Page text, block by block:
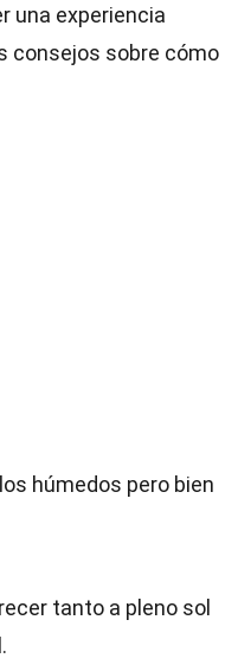
una experiencia
consejos sobre cómo
húmedos pero bien
tanto a pleno sol